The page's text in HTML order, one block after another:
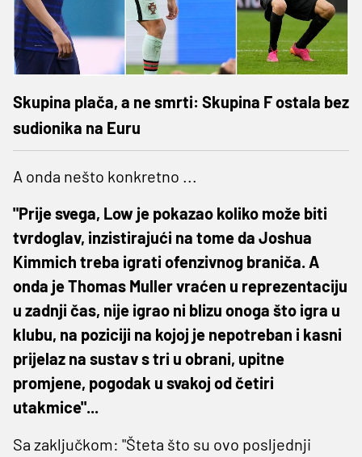
Skupina plača, a ne smrti: Skupina F ostala bez
sudionika na Euru
A onda nešto konkretno ...
"Prije svega, Low je pokazao koliko može biti
tvrdoglav, inzistirajući na tome da Joshua
Kimmich treba igrati ofenzivnog braniča. A
onda je Thomas Muller vraćen u reprezentaciju
u zadnji čas, nije igrao ni blizu onoga što igra u
klubu, na poziciji na kojoj je nepotreban i kasni
prijelaz na sustav s tri u obrani, upitne
promjene, pogodak u svakoj od četiri
utakmice"...
Sa zaključkom: "Šteta što su ovo posljednji